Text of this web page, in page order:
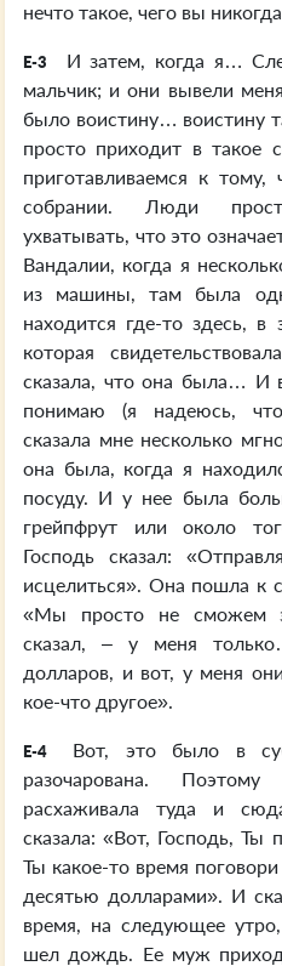
нечто такое, чего вы
E-3
И затем, когда я…
мальчик; и они вывели
было воистину… воистину
просто приходит в такое
приготавливаемся к
собрании. Люди
ухватывать, что это
Вандалии, когда я
из машины, там была
находится где-то здесь,
которая
сказала, что она была… И
понимаю (я надеюсь,
сказала мне несколько
она была, когда я
посуду. И у нее была
грейпфрут или около
Господь сказал:
исцелиться». Она пошла к
«Мы просто не сможем
сказал, – у меня
долларов, и вот, у меня
кое-что другое».
E-4
Вот, это было в
разочарована.
расхаживала туда и
сказала: «Вот, Господь, Ты
Ты какое-то время
десятью долларами». И
время, на следующее
шел дождь. Ее муж